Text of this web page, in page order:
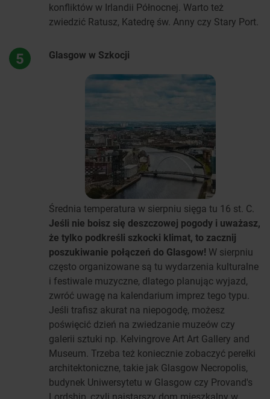
konfliktów w Irlandii Północnej. Warto też
zwiedzić Ratusz, Katedrę św. Anny czy Stary Port.
5 Glasgow w Szkocji
Średnia temperatura w sierpniu sięga tu 16 st. C.
Jeśli nie boisz się deszczowej pogody i uważasz,
że tylko podkreśli szkocki klimat, to zacznij
poszukiwanie połączeń do Glasgow! W sierpniu
często organizowane są tu wydarzenia kulturalne
i festiwale muzyczne, dlatego planując wyjazd,
zwróć uwagę na kalendarium imprez tego typu.
Jeśli trafisz akurat na niepogodę, możesz
poświęcić dzień na zwiedzanie muzeów czy
galerii sztuki np. Kelvingrove Art Art Gallery and
Museum. Trzeba też koniecznie zobaczyć perełki
architektoniczne, takie jak Glasgow Necropolis,
budynek Uniwersytetu w Glasgow czy Provand's
Lordship, czyli najstarszy dom mieszkalny w